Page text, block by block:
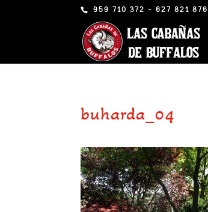
959 710 372 - 627 821 876
buharda_04